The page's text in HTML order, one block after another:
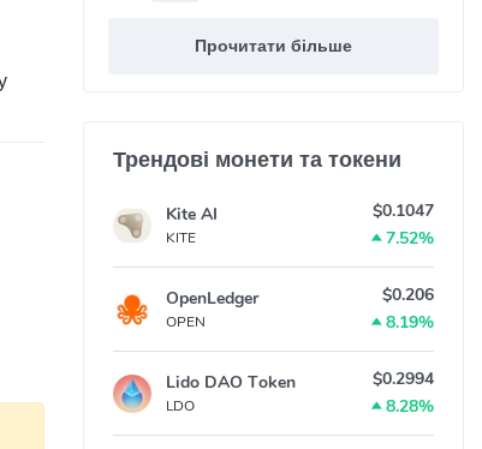
Прочитати більше
Трендові монети та токени
Kite AI
KITE
$0.1047
7.52%
OpenLedger
OPEN
$0.206
8.19%
Lido DAO Token
LDO
$0.2994
8.28%